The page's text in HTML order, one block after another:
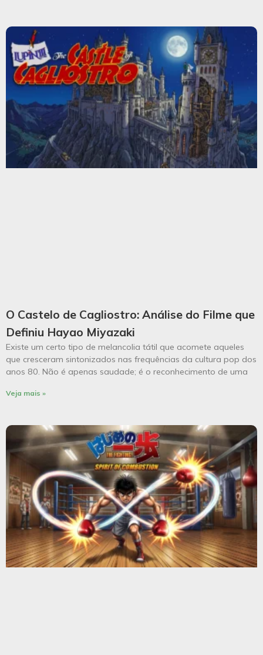
O Castelo de Cagliostro: Análise do Filme que
Definiu Hayao Miyazaki
Existe um certo tipo de melancolia tátil que acomete aqueles
que cresceram sintonizados nas frequências da cultura pop dos
anos 80. Não é apenas saudade; é o reconhecimento de uma
Veja mais »